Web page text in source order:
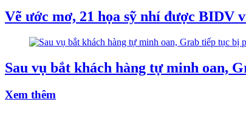
Vẽ ước mơ, 21 họa sỹ nhí được BIDV
Sau vụ bắt khách hàng tự minh oan,
Xem thêm